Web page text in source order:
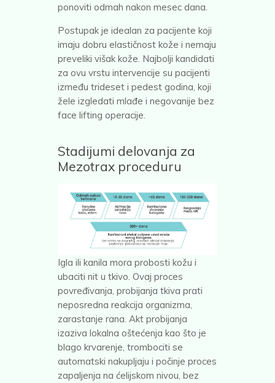
ponoviti odmah nakon mesec dana.
Postupak je idealan za pacijente koji
imaju dobru elastičnost kože i nemaju
preveliki višak kože. Najbolji kandidati
za ovu vrstu intervencije su pacijenti
između trideset i pedest godina, koji
žele izgledati mlađe i negovanije bez
face lifting operacije.
Stadijumi delovanja za
Mezotrax proceduru
Igla ili kanila mora probosti kožu i
ubaciti nit u tkivo. Ovaj proces
povređivanja, probijanja tkiva prati
neposredna reakcija organizma,
zarastanje rana. Akt probijanja
izaziva lokalna oštećenja kao što je
blago krvarenje, trombociti se
automatski nakupljaju i počinje proces
zapaljenja na ćelijskom nivou, bez